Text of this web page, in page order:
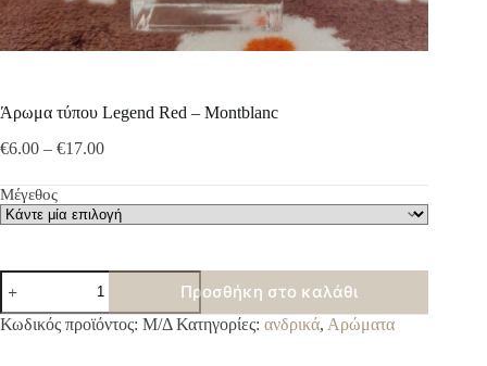
Άρωμα τύπου Legend Red – Montblanc
€6.00 – €17.00Price
through
€17.00
Μέγεθος
Άρωμα
τύπου
Legend
Red
Προσθήκη στο καλάθι
A
Κωδικός προϊόντος: Μ/Δ Κατηγορίες: ανδρικά, Αρώματα